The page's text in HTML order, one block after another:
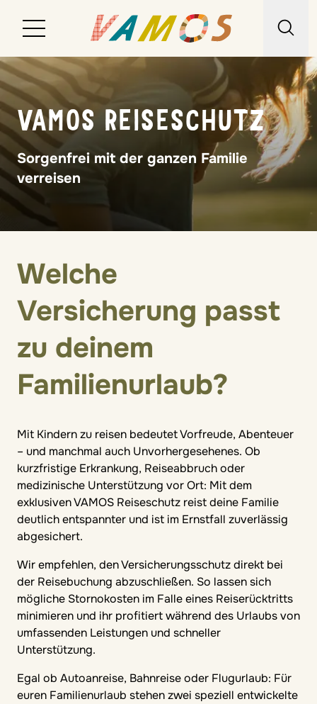
Reiseziele
Reiseart
Über uns
VAMOS REISESCHUTZ
Sorgenfrei mit der ganzen Familie
verreisen
Welche
Versicherung passt
zu deinem
Familienurlaub?
Mit Kindern zu reisen bedeutet Vorfreude, Abenteuer
– und manchmal auch Unvorhergesehenes. Ob
kurzfristige Erkrankung, Reiseabbruch oder
medizinische Unterstützung vor Ort: Mit dem
exklusiven VAMOS Reiseschutz reist deine Familie
deutlich entspannter und ist im Ernstfall zuverlässig
abgesichert.
Wir empfehlen, den Versicherungsschutz direkt bei
der Reisebuchung abzuschließen. So lassen sich
mögliche Stornokosten im Falle eines Reiserücktritts
minimieren und ihr profitiert während des Urlaubs von
umfassenden Leistungen und schneller
Unterstützung.
Egal ob Autoanreise, Bahnreise oder Flugurlaub: Für
euren Familienurlaub stehen zwei speziell entwickelte